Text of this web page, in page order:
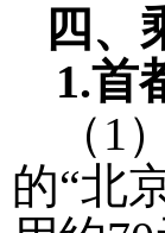
四、
1.首
（ 1
的“北